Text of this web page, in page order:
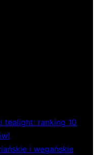
tealight: ranking 10
i wegańskie